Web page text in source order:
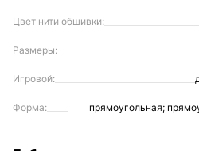
Цвет нити обшивки:
Размеры:
Игровой:
Форма:
прямоугольная;